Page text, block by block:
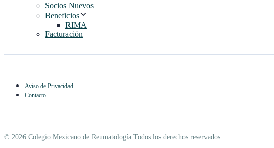
Socios Nuevos
Beneficios
RIMA
Facturación
Aviso de Privacidad
Contacto
© 2026 Colegio Mexicano de Reumatología Todos los derechos reservados.